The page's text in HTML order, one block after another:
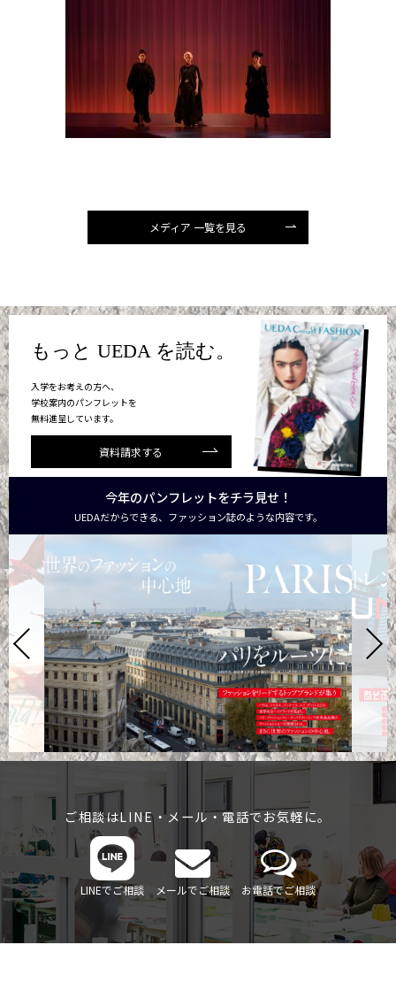
メディア 一覧を見る
もっと UEDA を読む。
入学をお考えの方へ、
学校案内のパンフレットを
無料進呈しています。
資料請求する
今年のパンフレットをチラ見せ！
UEDAだからできる、ファッション誌のような内容です。
ご相談はLINE・メール・電話でお気軽に。
LINEでご相談 メールでご相談 お電話でご相談